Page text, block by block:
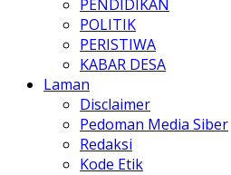
PENDIDIKAN
POLITIK
PERISTIWA
KABAR DESA
Laman
Disclaimer
Pedoman Media Siber
Redaksi
Kode Etik